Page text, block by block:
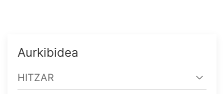
Aurkibidea
HITZAR